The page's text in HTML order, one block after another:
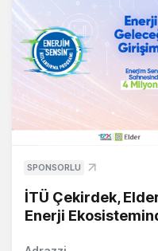
SPONSORLU
İTÜ Çekirdek,
Enerji